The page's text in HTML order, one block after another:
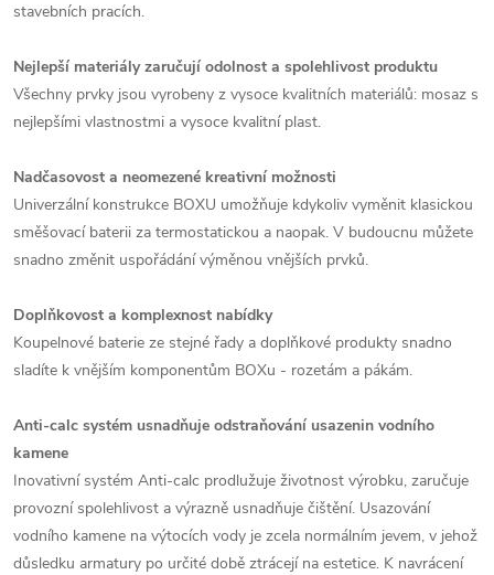
stavebních pracích.
Nejlepší materiály zaručují odolnost a spolehlivost produktu
Všechny prvky jsou vyrobeny z vysoce kvalitních materiálů: mosaz s
nejlepšími vlastnostmi a vysoce kvalitní plast.
Nadčasovost a neomezené kreativní možnosti
Univerzální konstrukce BOXU umožňuje kdykoliv vyměnit klasickou
směšovací baterii za termostatickou a naopak. V budoucnu můžete
snadno změnit uspořádání výměnou vnějších prvků.
Doplňkovost a komplexnost nabídky
Koupelnové baterie ze stejné řady a doplňkové produkty snadno
sladíte k vnějším komponentům BOXu - rozetám a pákám.
Anti-calc systém usnadňuje odstraňování usazenin vodního
kamene
Inovativní systém Anti-calc prodlužuje životnost výrobku, zaručuje
provozní spolehlivost a výrazně usnadňuje čištění. Usazování
vodního kamene na výtocích vody je zcela normálním jevem, v jehož
důsledku armatury po určité době ztrácejí na estetice. K navrácení